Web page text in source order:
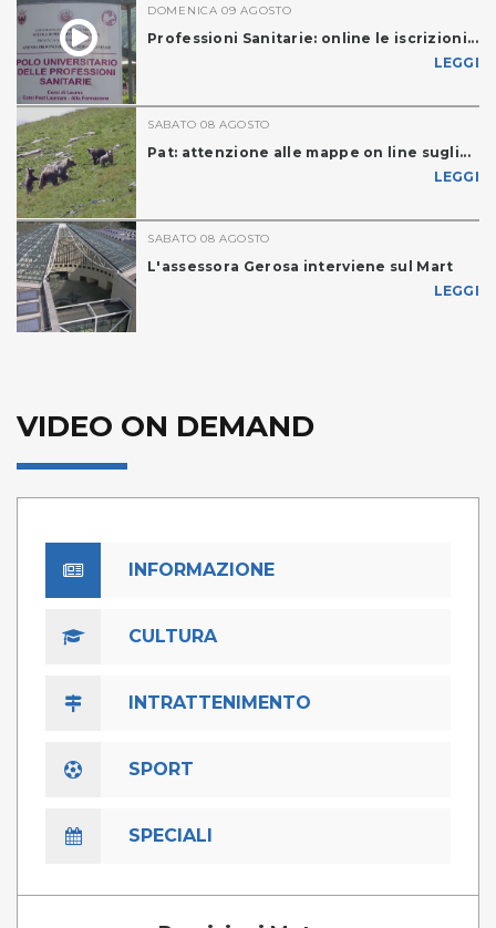
DOMENICA 09 AGOSTO
Professioni Sanitarie: online le iscrizioni...
LEGGI
SABATO 08 AGOSTO
Pat: attenzione alle mappe on line sugli...
LEGGI
SABATO 08 AGOSTO
L'assessora Gerosa interviene sul Mart
LEGGI
VIDEO ON DEMAND
INFORMAZIONE
CULTURA
INTRATTENIMENTO
SPORT
SPECIALI